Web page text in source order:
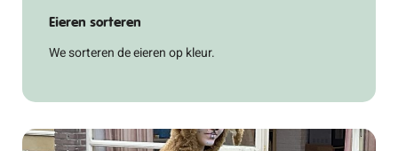
Eieren sorteren
We sorteren de eieren op kleur.